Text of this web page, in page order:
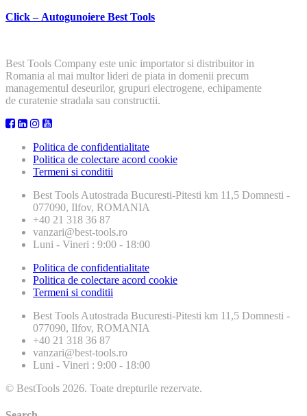
Click – Autogunoiere Best Tools
Best Tools Company este unic importator si distribuitor in
Romania al mai multor lideri de piata in domenii precum
managementul deseurilor, grupuri electrogene, echipamente
de curatenie stradala sau constructii.
Politica de confidentialitate
Politica de colectare acord cookie
Termeni si conditii
Best Tools Autostrada Bucuresti-Pitesti km 11,5 Domnesti -
077090, Ilfov, ROMANIA
+40 21 318 36 87
vanzari@best-tools.ro
Luni - Vineri : 9:00 - 18:00
Politica de confidentialitate
Politica de colectare acord cookie
Termeni si conditii
Best Tools Autostrada Bucuresti-Pitesti km 11,5 Domnesti -
077090, Ilfov, ROMANIA
+40 21 318 36 87
vanzari@best-tools.ro
Luni - Vineri : 9:00 - 18:00
© BestTools 2026. Toate drepturile rezervate.